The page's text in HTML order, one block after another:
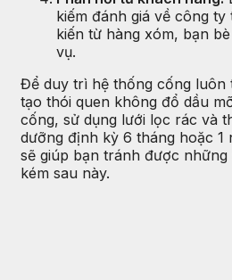
kiếm đánh giá về công
kiến từ hàng xóm, bạn
vụ.
Để duy trì hệ thống cống luôn
tạo thói quen không đổ dầu
cống, sử dụng lưới lọc rác và
dưỡng định kỳ 6 tháng hoặc 1
sẽ giúp bạn tránh được
kém sau này.